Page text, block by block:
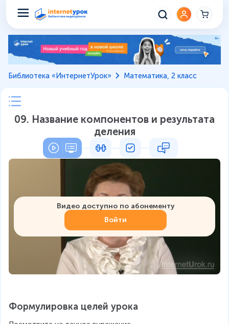
Библиотека «ИнтернетУрок» Математика, 2 класс
09. Название компонентов и результата
деления
Видео доступно по абонементу
Войти
Формулировка целей урока